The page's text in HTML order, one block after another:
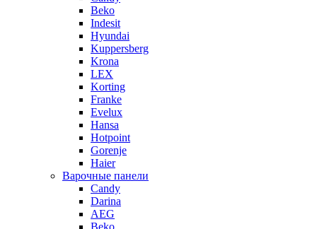
Beko
Indesit
Hyundai
Kuppersberg
Krona
LEX
Korting
Franke
Evelux
Hansa
Hotpoint
Gorenje
Haier
Варочные панели
Candy
Darina
AEG